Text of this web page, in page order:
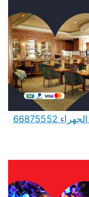
تأجير سجاد موكيت زوليات صناعية الجهراء 66875552